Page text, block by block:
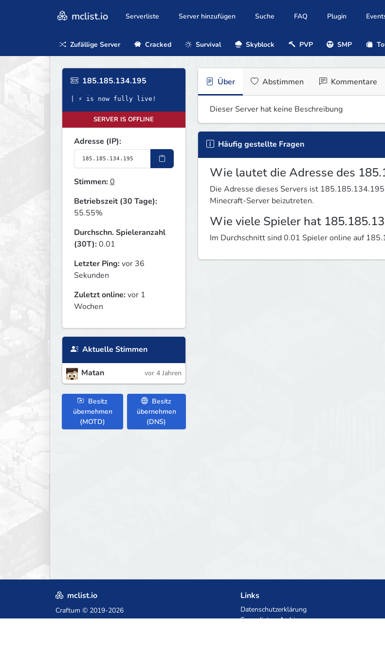
mclist.io Serverliste Server hinzufügen Suche FAQ Plugin
Zufällige Server Cracked Survival Skyblock PVP SMP
185.185.134.195
| ⚡ is now fully live!
SERVER IS OFFLINE
Adresse (IP):
Stimmen:0
Betriebszeit (30 Tage):
55.55%
Durchschn. Spieleranzahl
(30T):0.01
Letzter Ping:vor 36
Sekunden
Zuletzt online:vor 1
Wochen
Aktuelle Stimmen
Matan vor 4 Jahren
Besitz
übernehmen
(MOTD)
Besitz
übernehmen
(DNS)
Über Abstimmen Kommentare
Dieser Server hat keine Beschreibung
Häufig gestellte Fragen
Wie lautet die Adresse des
Die Adresse dieses Servers ist
Minecraft-Server beizutreten.
Wie viele Spieler hat
Im Durchschnitt sind 0.01 Spieler online auf
mclist.io
Craftum © 2019-2026
Links
Datenschutzerklärung
Serverlisten-Archiv